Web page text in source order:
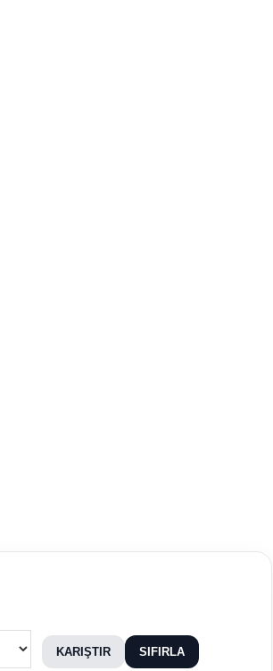
KARIŞTIR SIFIRLA